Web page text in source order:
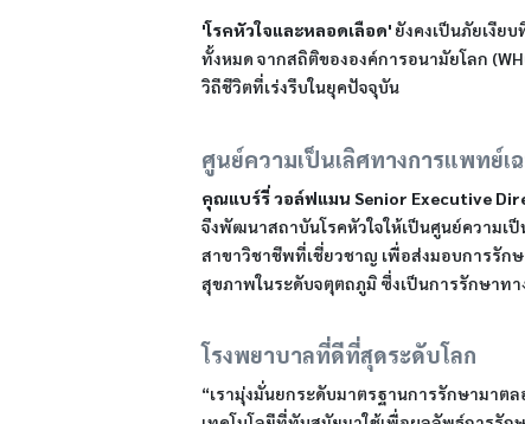
'โรคหัวใจและหลอดเลือด' ยังคงเป็นภัยเงีย
ทั้งหมด จากสถิติขององค์การอนามัยโลก
วิถีชีวิตที่เร่งรีบในยุคปัจจุบัน
ศูนย์ความเป็นเลิศทางการแพทย์เ
คุณแบร์รี่ วอล์ฟแมน Senior Executive
จึงพัฒนาสถาบันโรคหัวใจให้เป็นศูนย์ความ
สาขาวิชาชีพที่เชี่ยวชาญ เพื่อส่งมอบการรัก
สุขภาพในระดับจตุตถภูมิ ซึ่งเป็นการรักษาท
โรงพยาบาลที่ดีที่สุดระดับโลก
“เรามุ่งมั่นยกระดับมาตรฐานการรักษามาต